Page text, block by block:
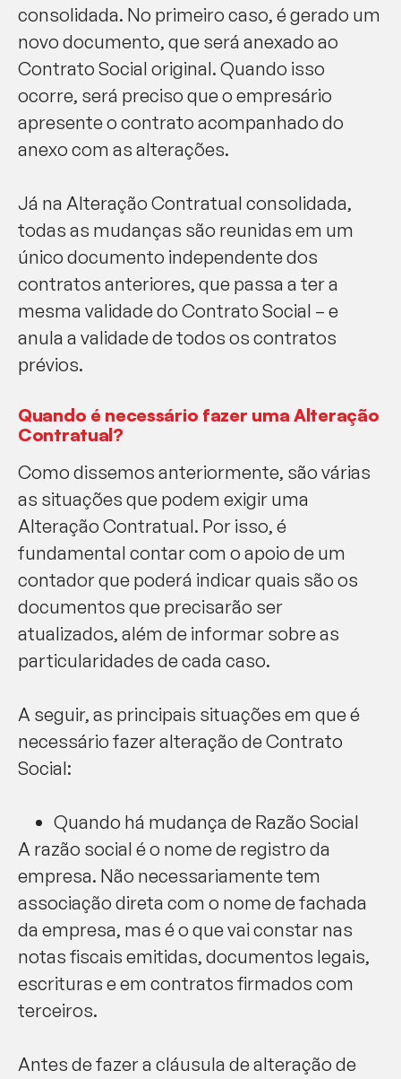
consolidada. No primeiro caso, é gerado um
novo documento, que será anexado ao
Contrato Social original. Quando isso
ocorre, será preciso que o empresário
apresente o contrato acompanhado do
anexo com as alterações.
Já na Alteração Contratual consolidada,
todas as mudanças são reunidas em um
único documento independente dos
contratos anteriores, que passa a ter a
mesma validade do Contrato Social – e
anula a validade de todos os contratos
prévios.
Quando é necessário fazer uma Alteração
Contratual?
Como dissemos anteriormente, são várias
as situações que podem exigir uma
Alteração Contratual. Por isso, é
fundamental contar com o apoio de um
contador que poderá indicar quais são os
documentos que precisarão ser
atualizados, além de informar sobre as
particularidades de cada caso.
A seguir, as principais situações em que é
necessário fazer alteração de Contrato
Social:
Quando há mudança de Razão Social
A razão social é o nome de registro da
empresa. Não necessariamente tem
associação direta com o nome de fachada
da empresa, mas é o que vai constar nas
notas fiscais emitidas, documentos legais,
escrituras e em contratos firmados com
terceiros.
Antes de fazer a cláusula de alteração de